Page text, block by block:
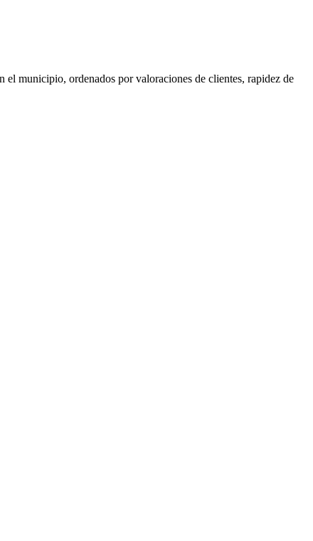
el municipio, ordenados por valoraciones de clientes, rapidez de